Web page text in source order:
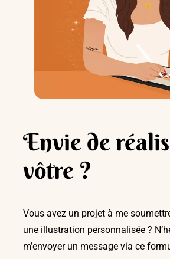
Envie de
vôtre ?
Vous avez un projet à me
une illustration personnalisée ?
m’envoyer un message via ce